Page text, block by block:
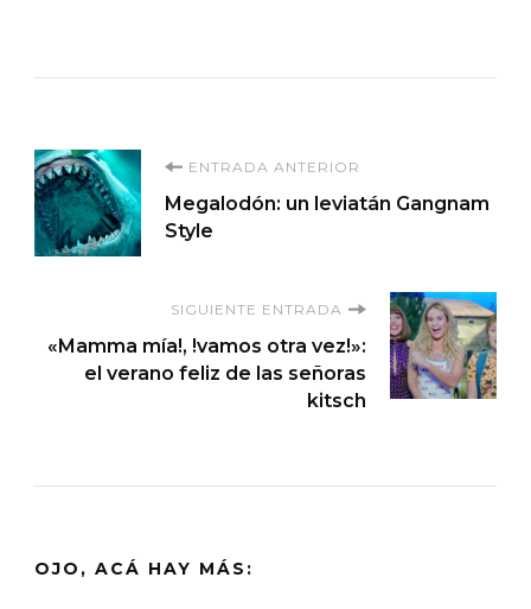
Navegación
de
entradas
ENTRADA ANTERIOR
Megalodón: un leviatán Gangnam
Style
SIGUIENTE ENTRADA
«Mamma mía!, !vamos otra vez!»:
el verano feliz de las señoras
kitsch
OJO, ACÁ HAY MÁS: